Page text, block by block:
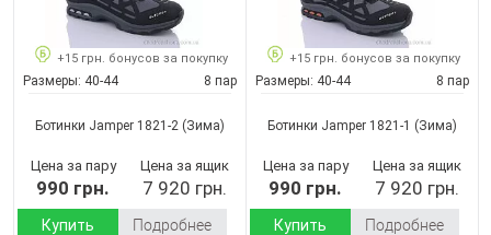
+15 грн. бонусов за покупку
Размеры: 40-44 8 пар
Ботинки Jamper 1821-2 (Зима)
Цена за пару
990 грн.
Цена за ящик
7 920 грн.
Купить Подробнее
+15 грн. бонусов за покупку
Размеры: 40-44 8 пар
Ботинки Jamper 1821-1 (Зима)
Цена за пару
990 грн.
Цена за ящик
7 920 грн.
Купить Подробнее